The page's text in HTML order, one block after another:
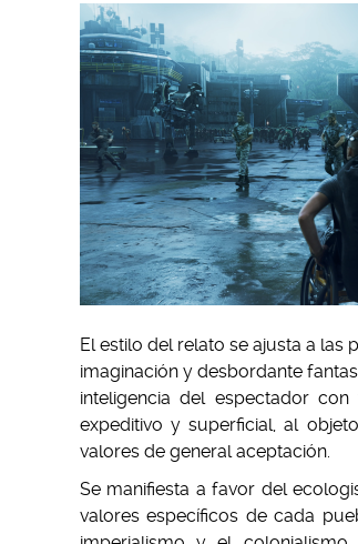
El estilo del relato se ajusta a
imaginación y desbordante
inteligencia del espectador
expeditivo y superficial, al
valores de general aceptación.
Se manifiesta a favor del
valores específicos de cada